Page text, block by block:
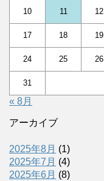
10 11 12
17 18 19
24 25 26
31
« 8月
アーカイブ
2025年8月 (1)
2025年7月 (4)
2025年6月 (8)